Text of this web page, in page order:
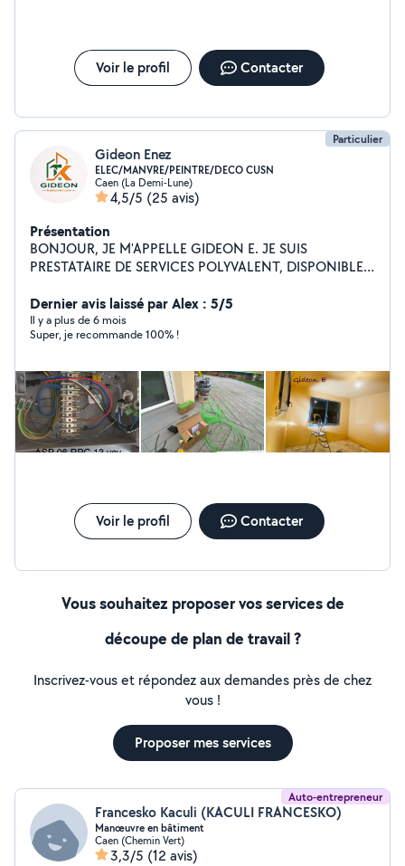
Voir le profil Contacter
Particulier
Gideon Enez
ELEC/MANVRE/PEINTRE/DECO CUSN
Caen (La Demi-Lune)
4,5/5 (25 avis)
Présentation
BONJOUR, JE M'APPELLE GIDEON E. JE SUIS
PRESTATAIRE DE SERVICES POLYVALENT, DISPONIBLE
ÉLECTRICITÉ PEINTURE INTÉRIEURE / EXTÉRIEURE
MONTAGE DE MEUBLES RÉNOVATION ET RELOOKING
DE CUISINE (DE A À Z) CONTACT : GIDJAMES1GMAIl
INCENDIE COURANT FORT ET COURANT FAIBLE
INSTALLATION DE CAMÉRAS DE SURVEILLANCE
INSTALLATION DE SYSTÈMES DE SÉCURITÉ
INSTALLATION DE VISIOPHONES INTERPHONES
SERVICES DE PEINTURE ET FINITIONS PEINTURE
PEINTURE MURS, PLAFONDS, BOISERIES RÉNOVATION
DE CUISINE (MURS, MEUBLES, FINITIONS) FINITIONS
SOIGNÉES ET TRAVAIL PROPRE TRAVAIL SÉRIEUX,
ADAPTÉ À VOS BESOINS. N'HÉSITEZ PAS À ME
Dernier avis laissé par Alex : 5/5
Il y a plus de 6 mois
Super, je recommande 100% !
Voir le profil Contacter
Vous souhaitez proposer vos services de
découpe de plan de travail ?
Inscrivez-vous et répondez aux demandes près de chez
vous !
Proposer mes services
Auto-entrepreneur
Francesko Kaculi (KACULI FRANCESKO)
Manœuvre en bâtiment
Caen (Chemin Vert)
3,3/5 (12 avis)